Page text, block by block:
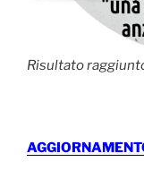
Risultato